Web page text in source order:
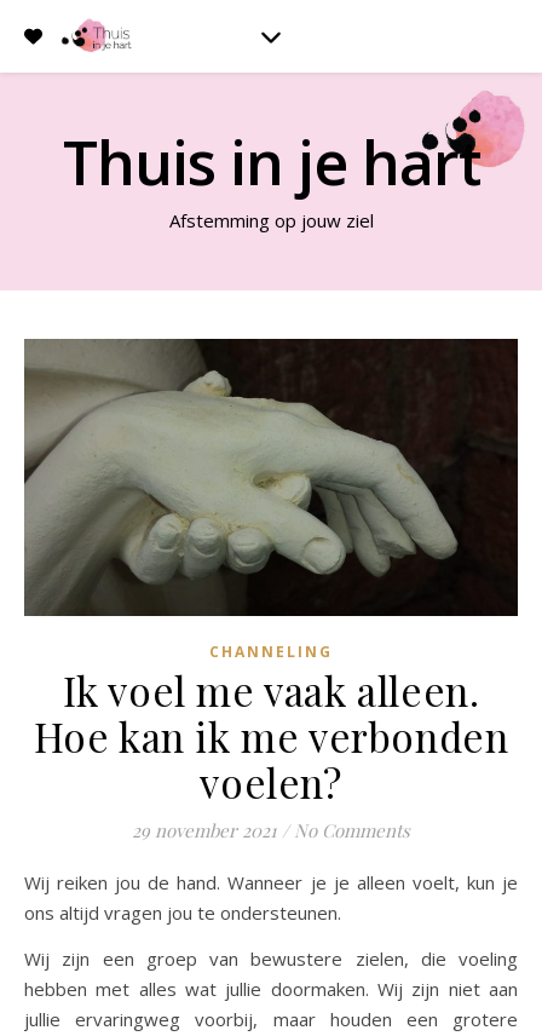
Thuis in je hart
Afstemming op jouw ziel
CHANNELING
Ik voel me vaak alleen.
Hoe kan ik me verbonden
voelen?
29 november 2021 / No Comments
Wij reiken jou de hand. Wanneer je je alleen voelt, kun je
ons altijd vragen jou te ondersteunen.
Wij zijn een groep van bewustere zielen, die voeling
hebben met alles wat jullie doormaken. Wij zijn niet aan
jullie ervaringweg voorbij, maar houden een grotere